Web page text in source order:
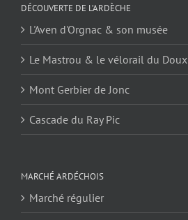
DÉCOUVERTE DE L’ARDÈCHE
L'Aven d'Orgnac & son musée
Le Mastrou & le vélorail du Doux
Mont Gerbier de Jonc
Cascade du Ray Pic
MARCHÉ ARDÉCHOIS
Marché régulier